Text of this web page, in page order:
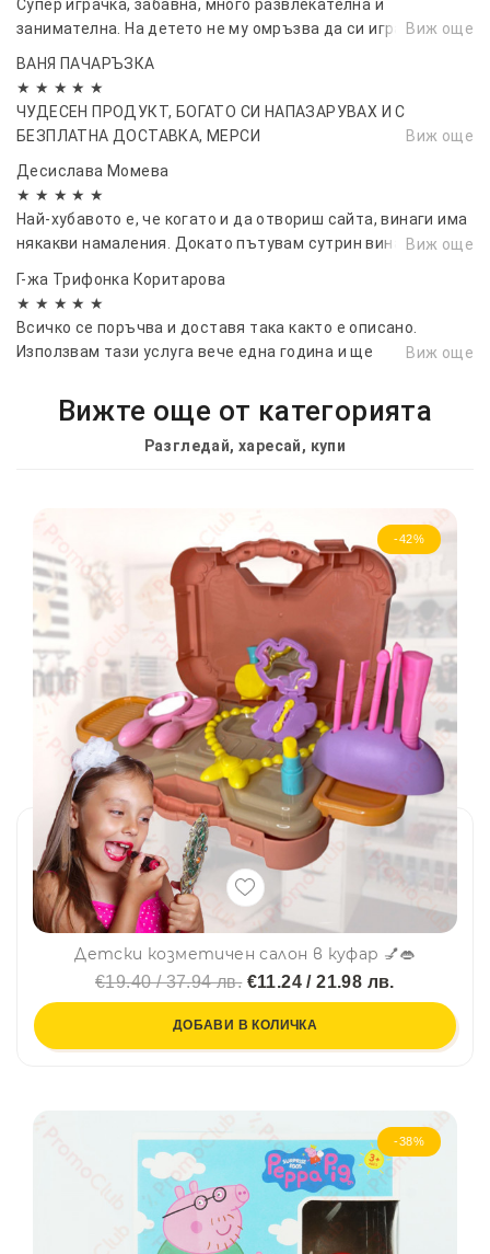
Супер играчка, забавна, много развлекателна и
занимателна. На детето не му омръзва да си играеВиж още
ВАНЯ ПАЧАРЪЗКА
★ ★ ★ ★ ★
ЧУДЕСЕН ПРОДУКТ, БОГАТО СИ НАПАЗАРУВАХ И С
БЕЗПЛАТНА ДОСТАВКА, МЕРСИ
Виж още
Десислава Момева
★ ★ ★ ★ ★
Най-хубавото е, че когато и да отвориш сайта, винаги има
някакви намаления. Докато пътувам сутрин винагиВиж още
Г-жа Трифонка Коритарова
★ ★ ★ ★ ★
Всичко се поръчва и доставя така както е описано.
Използвам тази услуга вече една година и ще
Виж още
Вижте още от категорията
Разгледай, харесай, купи
-42%
Детски козметичен салон в куфар 💅👄
€19.40 / 37.94 лв.€11.24 / 21.98 лв.
ДОБАВИ В КОЛИЧКА
-38%